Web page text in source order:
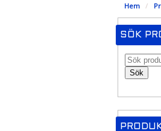
Hem /
SÖK
Sök